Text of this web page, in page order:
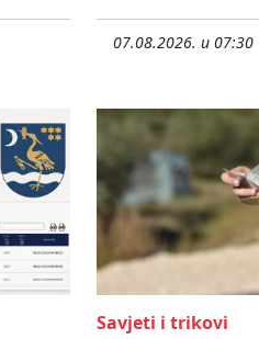
07.08.2026. u 07:30
Savjeti i trikovi